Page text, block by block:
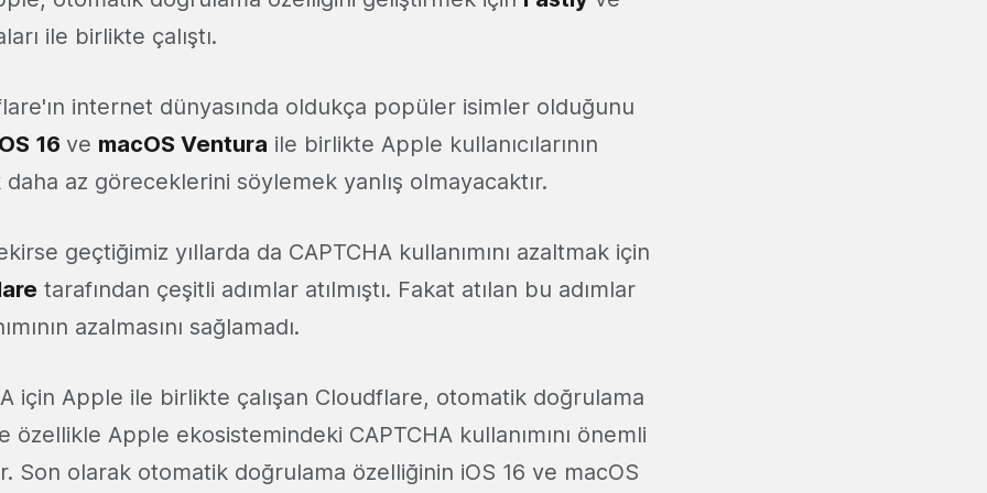
ile birlikte çalıştı.
internet dünyasında oldukça popüler isimler olduğunu
16 ve macOS Ventura ile birlikte Apple kullanıcılarının
daha az göreceklerini söylemek yanlış olmayacaktır.
geçtiğimiz yıllarda da CAPTCHA kullanımını azaltmak için
tarafından çeşitli adımlar atılmıştı. Fakat atılan bu adımlar
azalmasını sağlamadı.
için Apple ile birlikte çalışan Cloudflare, otomatik doğrulama
özellikle Apple ekosistemindeki CAPTCHA kullanımını önemli
Son olarak otomatik doğrulama özelliğinin iOS 16 ve macOS